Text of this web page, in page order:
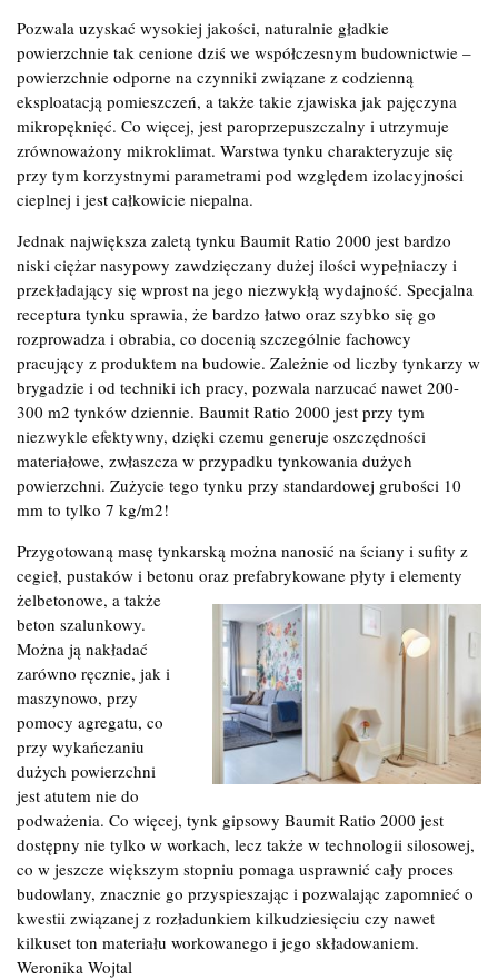
Pozwala uzyskać wysokiej jakości, naturalnie gładkie
powierzchnie tak cenione dziś we współczesnym budownictwie –
powierzchnie odporne na czynniki związane z codzienną
eksploatacją pomieszczeń, a także takie zjawiska jak pajęczyna
mikropęknięć. Co więcej, jest paroprzepuszczalny i utrzymuje
zrównoważony mikroklimat. Warstwa tynku charakteryzuje się
przy tym korzystnymi parametrami pod względem izolacyjności
cieplnej i jest całkowicie niepalna.
Jednak największa zaletą tynku Baumit Ratio 2000 jest bardzo
niski ciężar nasypowy zawdzięczany dużej ilości wypełniaczy i
przekładający się wprost na jego niezwykłą wydajność. Specjalna
receptura tynku sprawia, że bardzo łatwo oraz szybko się go
rozprowadza i obrabia, co docenią szczególnie fachowcy
pracujący z produktem na budowie. Zależnie od liczby tynkarzy w
brygadzie i od techniki ich pracy, pozwala narzucać nawet 200-
300 m2 tynków dziennie. Baumit Ratio 2000 jest przy tym
niezwykle efektywny, dzięki czemu generuje oszczędności
materiałowe, zwłaszcza w przypadku tynkowania dużych
powierzchni. Zużycie tego tynku przy standardowej grubości 10
mm to tylko 7 kg/m2!
Przygotowaną masę tynkarską można nanosić na ściany i sufity z
cegieł, pustaków i betonu oraz prefabrykowane płyty i elementy
żelbetonowe, a także
beton szalunkowy.
Można ją nakładać
zarówno ręcznie, jak i
maszynowo, przy
pomocy agregatu, co
przy wykańczaniu
dużych powierzchni
jest atutem nie do
podważenia. Co więcej, tynk gipsowy Baumit Ratio 2000 jest
dostępny nie tylko w workach, lecz także w technologii silosowej,
co w jeszcze większym stopniu pomaga usprawnić cały proces
budowlany, znacznie go przyspieszając i pozwalając zapomnieć o
kwestii związanej z rozładunkiem kilkudziesięciu czy nawet
kilkuset ton materiału workowanego i jego składowaniem.
Weronika Wojtal